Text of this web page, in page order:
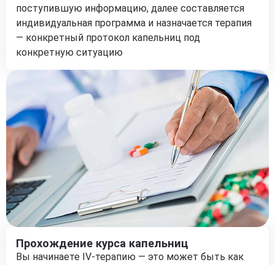
поступившую информацию, далее составляется
индивидуальная программа и назначается терапия
— конкретный протокол капельниц под
конкретную ситуацию
Прохождение курса капельниц
Вы начинаете IV-терапию — это может быть как